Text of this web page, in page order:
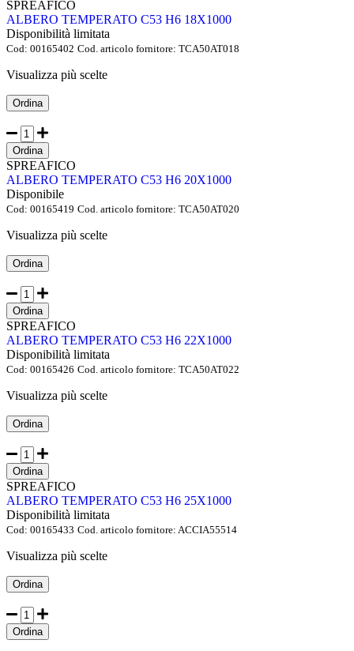
SPREAFICO
ALBERO TEMPERATO C53 H6 18X1000
Disponibilità limitata
Cod: 00165402 Cod. articolo fornitore: TCA50AT018
Visualizza più scelte
Ordina
Ordina
SPREAFICO
ALBERO TEMPERATO C53 H6 20X1000
Disponibile
Cod: 00165419 Cod. articolo fornitore: TCA50AT020
Visualizza più scelte
Ordina
Ordina
SPREAFICO
ALBERO TEMPERATO C53 H6 22X1000
Disponibilità limitata
Cod: 00165426 Cod. articolo fornitore: TCA50AT022
Visualizza più scelte
Ordina
Ordina
SPREAFICO
ALBERO TEMPERATO C53 H6 25X1000
Disponibilità limitata
Cod: 00165433 Cod. articolo fornitore: ACCIA55514
Visualizza più scelte
Ordina
Ordina